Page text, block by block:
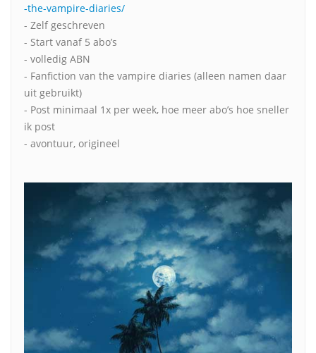
-the-vampire-diaries/
- Zelf geschreven
- Start vanaf 5 abo’s
- volledig ABN
- Fanfiction van the vampire diaries (alleen namen daar
uit gebruikt)
- Post minimaal 1x per week, hoe meer abo’s hoe sneller
ik post
- avontuur, origineel